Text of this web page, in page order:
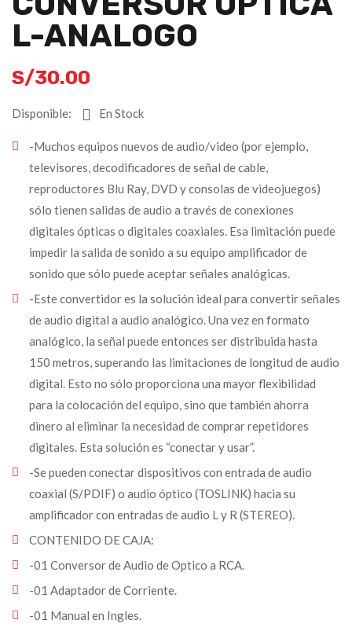
L-ANALOGO
S/30.00
Disponible: En Stock
-Muchos equipos nuevos de audio/video (por ejemplo,
televisores, decodificadores de señal de cable,
reproductores Blu Ray, DVD y consolas de videojuegos)
sólo tienen salidas de audio a través de conexiones
digitales ópticas o digitales coaxiales. Esa limitación puede
impedir la salida de sonido a su equipo amplificador de
sonido que sólo puede aceptar señales analógicas.
-Este convertidor es la solución ideal para convertir señales
de audio digital a audio analógico. Una vez en formato
analógico, la señal puede entonces ser distribuida hasta
150 metros, superando las limitaciones de longitud de audio
digital. Esto no sólo proporciona una mayor flexibilidad
para la colocación del equipo, sino que también ahorra
dinero al eliminar la necesidad de comprar repetidores
digitales. Esta solución es “conectar y usar”.
-Se pueden conectar dispositivos con entrada de audio
coaxial (S/PDIF) o audio óptico (TOSLINK) hacia su
amplificador con entradas de audio L y R (STEREO).
CONTENIDO DE CAJA:
-01 Conversor de Audio de Optico a RCA.
-01 Adaptador de Corriente.
-01 Manual en Ingles.